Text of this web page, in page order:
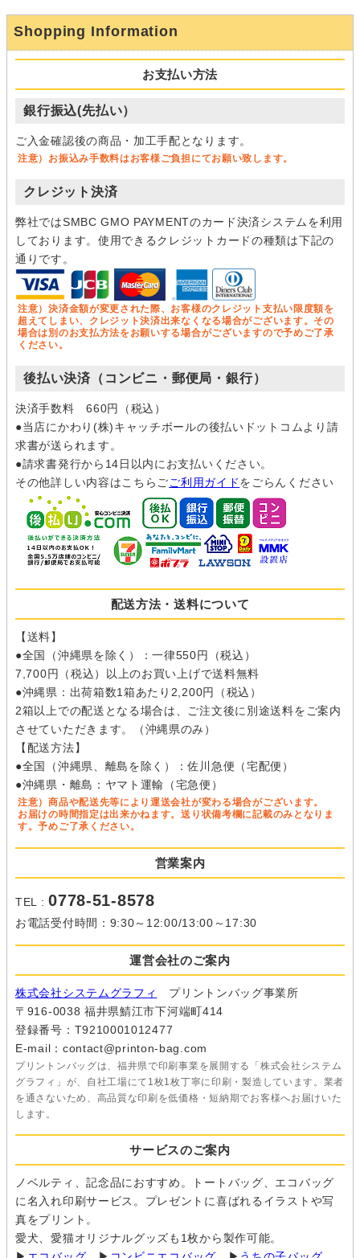
Shopping Information
お支払い方法
銀行振込(先払い）
ご入金確認後の商品・加工手配となります。
注意）お振込み手数料はお客様ご負担にてお願い致します。
クレジット決済
弊社ではSMBC GMO PAYMENTのカード決済システムを利用
しております。使用できるクレジットカードの種類は下記の
通りです。
注意）決済金額が変更された際、お客様のクレジット支払い限度額を
超えてしまい、クレジット決済出来なくなる場合がございます。その
場合は別のお支払方法をお願いする場合がございますので予めご了承
ください。
後払い決済（コンビニ・郵便局・銀行）
決済手数料 660円（税込）
●当店にかわり(株)キャッチボールの後払いドットコムより請
求書が送られます。
●請求書発行から14日以内にお支払いください。
その他詳しい内容はこちらごご利用ガイドをごらんください
配送方法・送料について
【送料】
●全国（沖縄県を除く）：一律550円（税込）
7,700円（税込）以上のお買い上げで送料無料
●沖縄県：出荷箱数1箱あたり2,200円（税込）
2箱以上での配送となる場合は、ご注文後に別途送料をご案内
させていただきます。（沖縄県のみ）
【配送方法】
●全国（沖縄県、離島を除く）：佐川急便（宅配便）
●沖縄県・離島：ヤマト運輸（宅急便）
注意）商品や配送先等により運送会社が変わる場合がございます。
お届けの時間指定は出来かねます。送り状備考欄に記載のみとなりま
す。予めご了承ください。
営業案内
TEL :0778-51-8578
お電話受付時間：9:30～12:00/13:00～17:30
運営会社のご案内
株式会社システムグラフィ
プリントンバッグ事業所
〒916-0038 福井県鯖江市下河端町414
登録番号：T9210001012477
E-mail：contact@printon-bag.com
プリントンバッグは、福井県で印刷事業を展開する「株式会社システム
グラフィ」が、自社工場にて1枚1枚丁寧に印刷・製造しています。業者
を通さないため、高品質な印刷を低価格・短納期でお客様へお届けいた
します。
サービスのご案内
ノベルティ、記念品におすすめ。トートバッグ、エコバッグ
に名入れ印刷サービス。プレゼントに喜ばれるイラストや写
真をプリント。
愛犬、愛猫オリジナルグッズも1枚から製作可能。